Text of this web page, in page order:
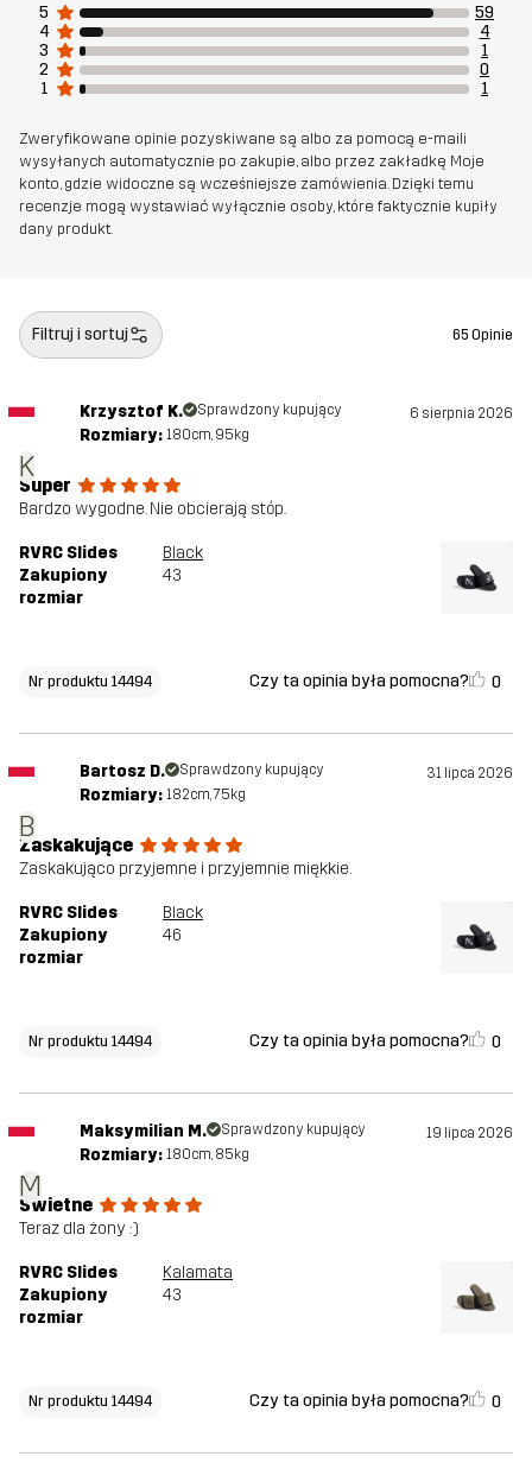
5
59
4
4
3
1
2
0
1
1
Zweryfikowane opinie pozyskiwane są albo za pomocą e-maili
wysyłanych automatycznie po zakupie, albo przez zakładkę Moje
konto, gdzie widoczne są wcześniejsze zamówienia. Dzięki temu
recenzje mogą wystawiać wyłącznie osoby, które faktycznie kupiły
dany produkt.
Filtruj i sortuj 65 Opinie
K
Krzysztof K. Sprawdzony kupujący 6 sierpnia 2026
Rozmiary: 180cm, 95kg
Super
Bardzo wygodne. Nie obcierają stóp.
RVRC Slides
Black
Zakupiony
rozmiar
43
Nr produktu 14494 Czy ta opinia była pomocna? 0
B
Bartosz D. Sprawdzony kupujący 31 lipca 2026
Rozmiary: 182cm, 75kg
Zaskakujące
Zaskakująco przyjemne i przyjemnie miękkie.
RVRC Slides
Black
Zakupiony
rozmiar
46
Nr produktu 14494 Czy ta opinia była pomocna? 0
M
Maksymilian M. Sprawdzony kupujący 19 lipca 2026
Rozmiary: 180cm, 85kg
Świetne
Teraz dla żony :)
RVRC Slides
Kalamata
Zakupiony
rozmiar
43
Nr produktu 14494 Czy ta opinia była pomocna? 0